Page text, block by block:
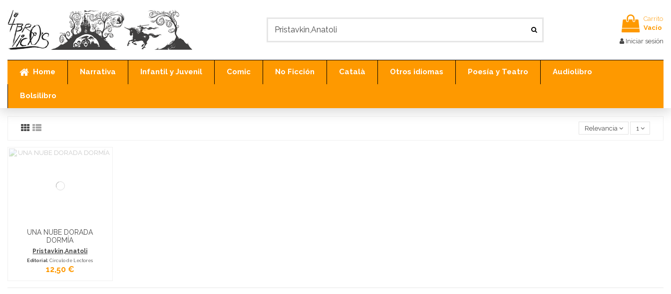
Carrito
Vacío
Iniciar sesión
Home Narrativa Infantil y Juvenil Comic No Ficción Català Otros idiomas Poesía y Teatro Audiolibro
Bolsilibro
Resultados de búsqueda para "Pristavkin,Anatoli"
Relevancia 1
UNA NUBE DORADA
DORMÍA
Pristavkin,Anatoli
Editorial: Círculo de Lectores
12,50 €